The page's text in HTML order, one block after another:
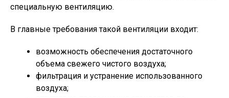
специальную вентиляцию.
В главные требования такой вентиляции входит:
возможность обеспечения достаточного
объема свежего чистого воздуха;
фильтрация и устранение использованного
воздуха;